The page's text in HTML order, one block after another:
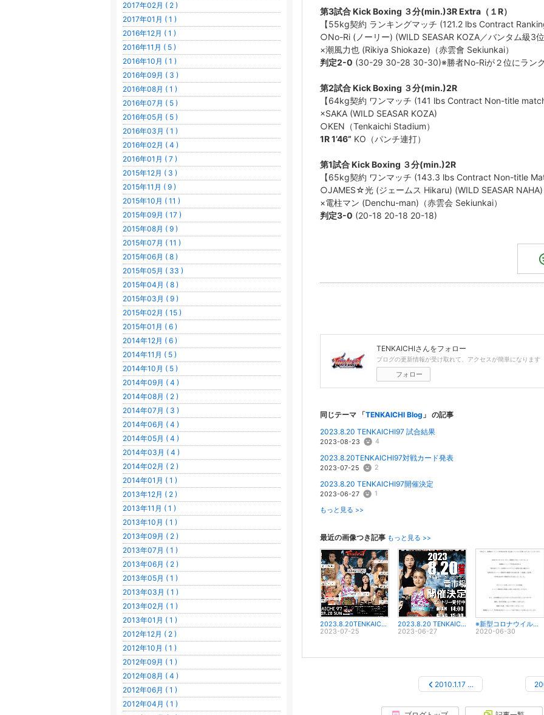
第3試合 Kick Boxing ３分(min.)3R Extra（１R）
【55kg契約 ランキングマッチ (121.2 lbs Contract
○No-Ri (ノーリー) (WILD SEASAR KOZA／バンタム級3
×潮風力也 (Rikiya Shiokaze)（赤雲會 Sekiunkai）
判定2-0 (30-29 30-28 30-30)※勝者No-Riが２位にランク
第2試合 Kick Boxing ３分(min.)2R
【64kg契約 ワンマッチ (141 lbs Contract Non-title match
×SAKA (WILD SEASAR KOZA)
○KEN（Tenkaichi Stadium）
1R 1’46” KO（パンチ連打）
第1試合 Kick Boxing ３分(min.)2R
【65kg契約 ワンマッチ (143.3 lbs Contract Non-title
○JAMES☆光 (ジェームス Hikaru) (WILD SEASAR NAHA)
×電柱マン (Denchu-man)（赤雲会 Sekiunkai）
判定3-0 (20-18 20-18 20-18)
TENKAICHIさんをフォロー
ブログの更新情報が受け取れて、アクセスが簡単になります
フォロー
同じテーマ 「TENKAICHI Blog 」 の記事
2023.8.20 TENKAICHI97 試合結果
2023-08-23 4
2023.8.20TENKAICHI97対戦カード発表
2023-07-25 2
2023.8.20 TENKAICHI97開催決定
2023-06-27 1
もっと見る >>
最近の画像つき記事 もっと見る >>
2023.8.20TENKAICHI97対戦カード発表
2023-07-25
2023.8.20 TENKAICHI97開催決定
2023-06-27
※新型コロナウイルスの影響に伴うイベント開催中止のご案内
2020-06-30
2010.1.17 …
2017年02月 ( 2 )
2017年01月 ( 1 )
2016年12月 ( 1 )
2016年11月 ( 5 )
2016年10月 ( 1 )
2016年09月 ( 3 )
2016年08月 ( 1 )
2016年07月 ( 5 )
2016年05月 ( 5 )
2016年03月 ( 1 )
2016年02月 ( 4 )
2016年01月 ( 7 )
2015年12月 ( 3 )
2015年11月 ( 9 )
2015年10月 ( 11 )
2015年09月 ( 17 )
2015年08月 ( 9 )
2015年07月 ( 11 )
2015年06月 ( 8 )
2015年05月 ( 33 )
2015年04月 ( 8 )
2015年03月 ( 9 )
2015年02月 ( 15 )
2015年01月 ( 6 )
2014年12月 ( 6 )
2014年11月 ( 5 )
2014年10月 ( 5 )
2014年09月 ( 4 )
2014年08月 ( 2 )
2014年07月 ( 3 )
2014年06月 ( 4 )
2014年05月 ( 4 )
2014年03月 ( 4 )
2014年02月 ( 2 )
2014年01月 ( 1 )
2013年12月 ( 2 )
2013年11月 ( 1 )
2013年10月 ( 1 )
2013年09月 ( 2 )
2013年07月 ( 1 )
2013年06月 ( 2 )
2013年05月 ( 1 )
2013年03月 ( 1 )
2013年02月 ( 1 )
2013年01月 ( 1 )
2012年12月 ( 2 )
2012年10月 ( 1 )
2012年09月 ( 1 )
2012年08月 ( 4 )
2012年06月 ( 1 )
2012年04月 ( 1 )